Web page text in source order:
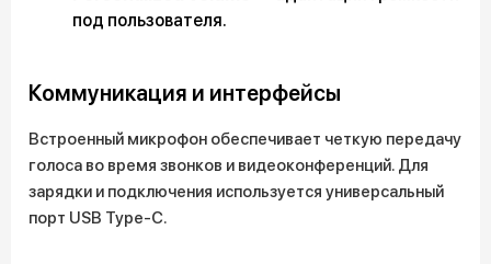
под пользователя.
Коммуникация и интерфейсы
Встроенный микрофон обеспечивает четкую передачу
голоса во время звонков и видеоконференций. Для
зарядки и подключения используется универсальный
порт USB Type-C.